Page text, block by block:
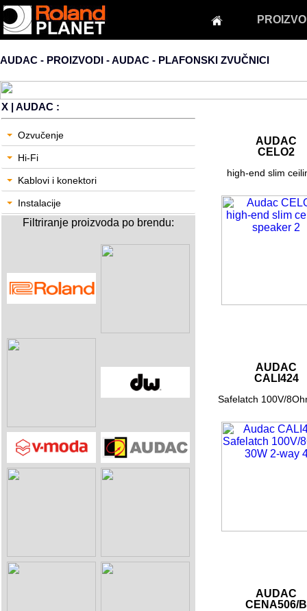
AUDAC - PROIZVODI - AUDAC - PLAFONSKI ZVUČNICI
X | AUDAC :
Ozvučenje
Hi-Fi
Kablovi i konektori
Instalacije
Filtriranje proizvoda po brendu:
AUDAC
CELO2
high-end slim
AUDAC
CALI424
Safelatch 100V/
AUDAC
CENA506/B